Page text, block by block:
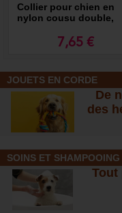
Collier pour chien en
nylon cousu double,
7,65 €
JOUETS EN CORDE
De
des
SOINS ET SHAMPOOING
Tout